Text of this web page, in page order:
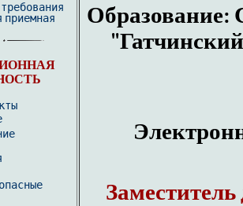
приемная Образование: